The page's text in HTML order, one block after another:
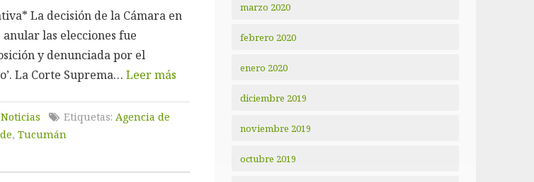
La decisión de la Cámara en
las elecciones fue
y denunciada por el
La Corte Suprema… Leer más
Noticias Etiquetas: Agencia de
, Tucumán
marzo 2020
febrero 2020
enero 2020
diciembre 2019
noviembre 2019
octubre 2019